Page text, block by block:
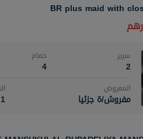
سرير
2
حمام
4
المعروض
مفروش/ة جزئيا 1